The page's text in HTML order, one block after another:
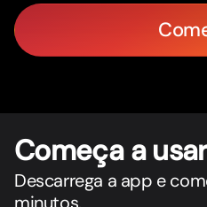
Começa a
Descarrega a app e